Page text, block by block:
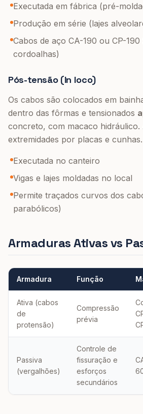
Executada em fábrica (pré-
Produção em série (lajes
Cabos de aço CA-190 ou CP-
cordoalhas)
Pós-tensão (In loco)
Os cabos são colocados em
dentro das fôrmas e tensionados
concreto, com macaco hidráulico.
extremidades por placas e cunhas.
Executada no canteiro
Vigas e lajes moldadas no local
Permite traçados curvos dos
parabólicos)
Armaduras Ativas vs
Armadura Função
Ativa (cabos
de
protensão)
Compressão
prévia
Passiva
(vergalhões)
Controle de
fissuração e
esforços
secundários